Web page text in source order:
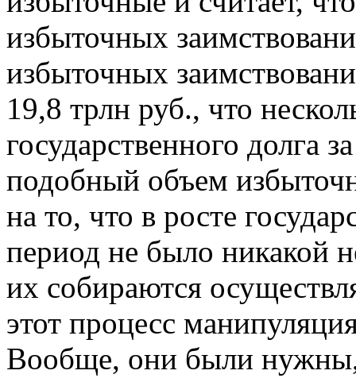
избыточных
избыточных
19,8 трлн руб., что
государственного долга
подобный объем
на то, что в росте
период не было никакой
их собираются
этот процесс
Вообще, они были